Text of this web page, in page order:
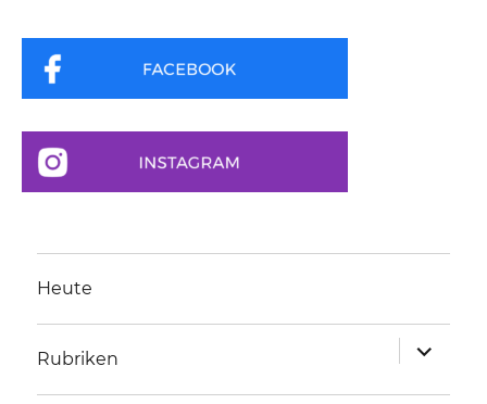
Heute
Rubriken
anzeigen